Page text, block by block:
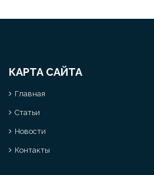
КАРТА САЙТА
Главная
Статьи
Новости
Контакты